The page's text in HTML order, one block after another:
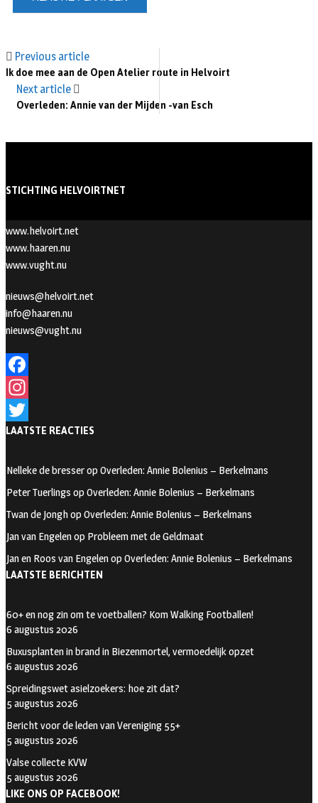
Previous article
Ik doe mee aan de Open Atelier route in Helvoirt
Next article
Overleden: Annie van der Mijden -van Esch
STICHTING HELVOIRTNET
www.helvoirt.net
www.haaren.nu
www.vught.nu
nieuws@helvoirt.net
info@haaren.nu
nieuws@vught.nu
F
a
c
b
o
k
n
t
a
r
a
T
i
t
e
r
LAATSTE REACTIES
Nelleke de bresserop Overleden: Annie Bolenius – Berkelmans
Peter Tuerlings op Overleden: Annie Bolenius – Berkelmans
Twan de Jonghop Overleden: Annie Bolenius – Berkelmans
Jan van Engelenop Probleem met de Geldmaat
Jan en Roos van Engelenop Overleden: Annie Bolenius – Berkelmans
LAATSTE BERICHTEN
60+ en nog zin om te voetballen? Kom Walking Footballen!
6 augustus 2026
Buxusplanten in brand in Biezenmortel, vermoedelijk opzet
6 augustus 2026
Spreidingswet asielzoekers: hoe zit dat?
5 augustus 2026
Bericht voor de leden van Vereniging 55+
5 augustus 2026
Valse collecte KVW
5 augustus 2026
LIKE ONS OP FACEBOOK!